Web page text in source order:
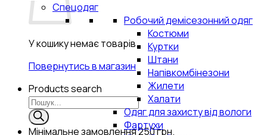
У кошику немає товарів.
Повернутись в магазин
Products search
Мінімальне замовлення250 грн.
Спецодяг
Робочий демісезонний одяг
Костюми
Куртки
Штани
Напівкомбінезони
Жилети
Халати
Одяг для захисту від вологи
Фартухи